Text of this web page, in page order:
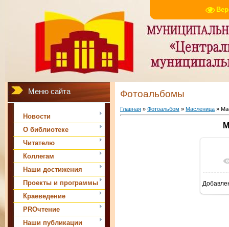
Меню сайта
Новости
О библиотеке
Читателю
Коллегам
Наши достижения
Проекты и программы
Краеведение
PROчтение
Наши публикации
Фотоальбомы
Главная » Фотоальбом » Масленица »